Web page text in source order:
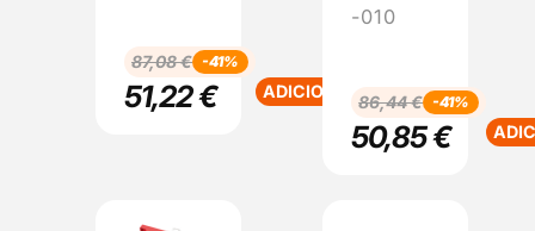
87,08€ -41%
51,22€ ADICIONAR
-010
86,44€ -41%
50,85€